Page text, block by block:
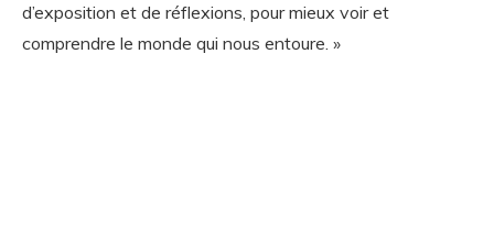
d’exposition et de réflexions, pour mieux voir et
comprendre le monde qui nous entoure. »